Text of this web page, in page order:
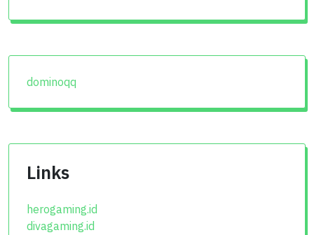
dominoqq
Links
herogaming.id
divagaming.id